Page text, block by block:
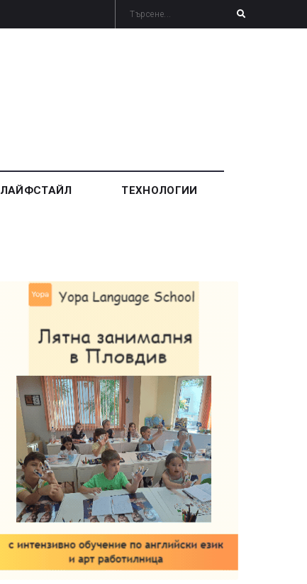
ЛАЙФСТАЙЛ ТЕХНОЛОГИИ